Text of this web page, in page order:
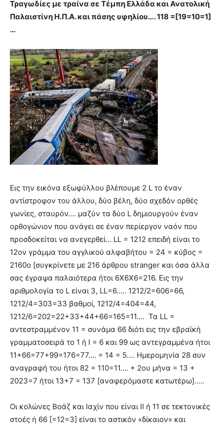
Τραγωδίες με τραίνα σε Τέμπη Ελλάδα και Ανατολική
Παλαιστίνη Η.Π.Α. και πάσης υφηλίου…. 118 =[19=10=1]
…
Εις την εικόνα εξωφύλλου βλέπουμε 2 L το έναν
αντίστροφον του άλλου, δύο βέλη, δύο σχεδόν ορθές
γωνίες, σταυρόν…. μαζύν τα δύο L δημιουργούν έναν
ορθογώνιον που ανάγει σε έναν περίεργον ναόν που
προσδοκείται να ανεγερθεί… LL = 1212 επειδή είναι το
12ον γράμμα του αγγλικού αλφαβήτου = 24 = κύβος =
2160ο [συγκρίνετε με 216 άρθρου stranger και όσα άλλα
σας έγραψα παλαιότερα ήτοι 6Χ6Χ6=216. Εις την
αριθμολογία το L είναι 3, LL=6….. 1212/2=606=66,
1212/4=303=33 βαθμοί, 1212/4=404=44,
1212/6=202=22+33+44+66=165=11…. Τα LL =
αντεστραμμένον 11 = συνάμα 66 διότι εις την εβραϊκή
γραμματοσειρά το 1 ή Ι = 6 και 99 ως αντεγραμμένα ήτοι
11+66=77+99=176=77…. = 14 = 5…. Ημερομηνία 28 συν
αναγραφή του ήτοι 82 = 110=11…. + 2ου μήνα = 13 +
2023=7 ήτοι 13+7 = 137 [αναφερόμαστε κατωτέρω]…..
Οι κολώνες Βοάζ και Ιαχίν που είναι ΙΙ ή 11 σε τεκτονικές
στοές ή 66 [=12=3] είναι το αστικόν «δίκαιον» και